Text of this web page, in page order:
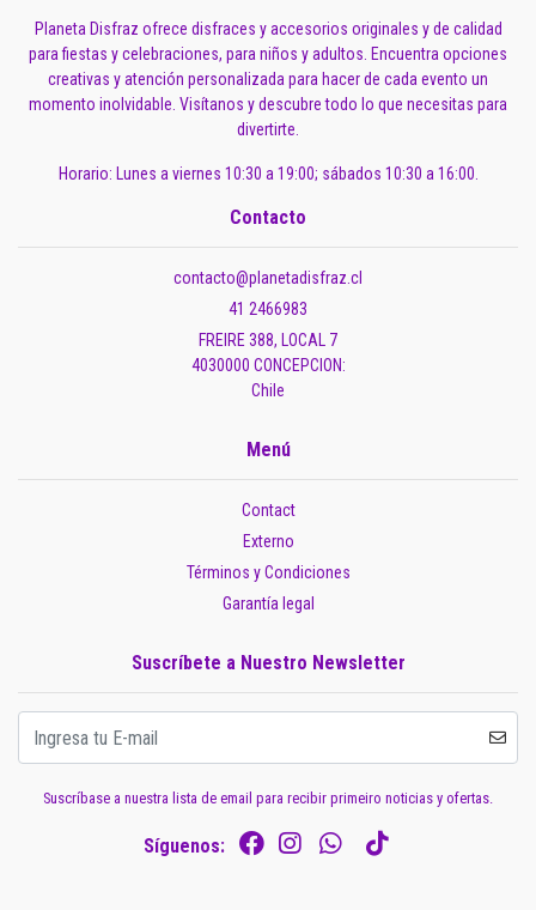
Planeta Disfraz ofrece disfraces y accesorios originales y de calidad
para fiestas y celebraciones, para niños y adultos. Encuentra opciones
creativas y atención personalizada para hacer de cada evento un
momento inolvidable. Visítanos y descubre todo lo que necesitas para
divertirte.
Horario: Lunes a viernes 10:30 a 19:00; sábados 10:30 a 16:00.
Contacto
contacto@planetadisfraz.cl
41 2466983
FREIRE 388, LOCAL 7
4030000 CONCEPCION:
Chile
Menú
Contact
Externo
Términos y Condiciones
Garantía legal
Suscríbete a Nuestro Newsletter
Suscríbase a nuestra lista de email para recibir primeiro noticias y ofertas.
Síguenos: